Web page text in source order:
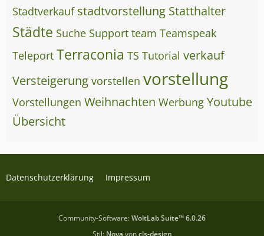
Stadtverkauf stadtvorstellung Statthalter
Städte Suche Support team Teamspeak
Teleport Terraconia TS Tutorial verkauf
Versteigerung vorstellen vorstellung
Vorstellungen Weihnachten Werbung Youtube
Übersicht
Datenschutzerklärung Impressum
Community-Software:WoltLab Suite™ 6.0.26